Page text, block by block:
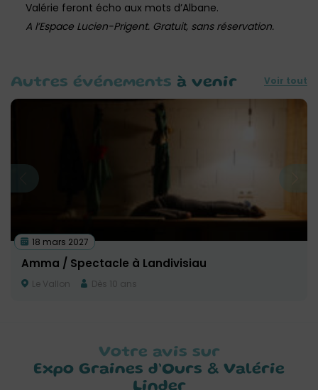
Valérie feront écho aux mots d’Albane.
A l’Espace Lucien-Prigent. Gratuit, sans réservation.
Autres événements à venir Voir tout
18 mars 2027
Amma / Spectacle à Landivisiau
Le Vallon Dès 10 ans
Votre avis sur
Expo Graines d’Ours & Valérie
Linder